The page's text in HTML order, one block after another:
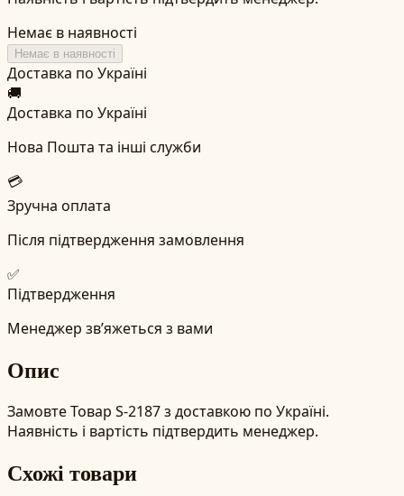
Немає в наявності
Немає в наявності
Доставка по Україні
🚚
Доставка по Україні
Нова Пошта та інші служби
💳
Зручна оплата
Після підтвердження замовлення
✅
Підтвердження
Менеджер зв’яжеться з вами
Опис
Замовте Товар S-2187 з доставкою по Україні.
Наявність і вартість підтвердить менеджер.
Схожі товари